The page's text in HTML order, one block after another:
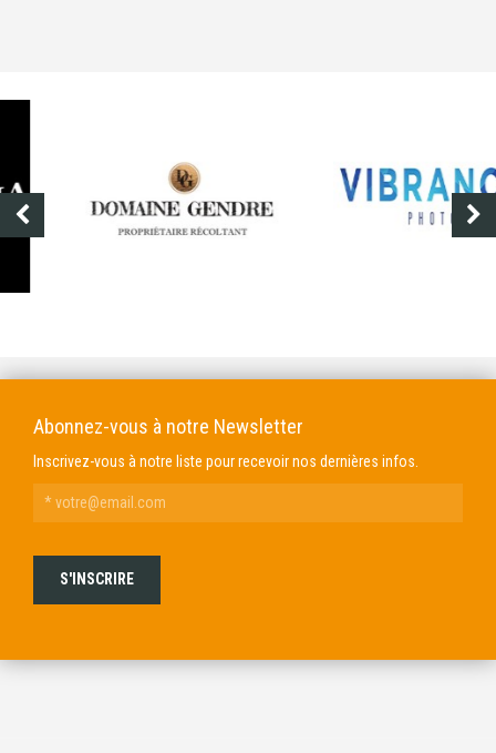
Abonnez-vous à notre Newsletter
Inscrivez-vous à notre liste pour recevoir nos dernières infos.